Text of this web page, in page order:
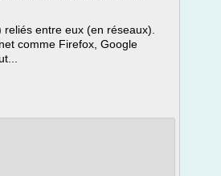
entre eux (en réseaux).
comme Firefox, Google